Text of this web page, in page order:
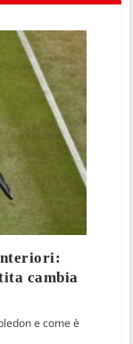
cambia
e come è